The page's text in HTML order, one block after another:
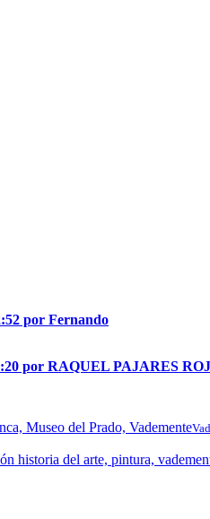
por Fernando
por RAQUEL PAJARES